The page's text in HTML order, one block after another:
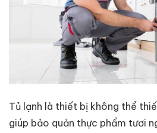
Tủ lạnh là thiết bị không thể
giúp bảo quản thực phẩm tươi